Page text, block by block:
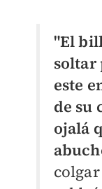
"El
soltar
este
de su
ojalá